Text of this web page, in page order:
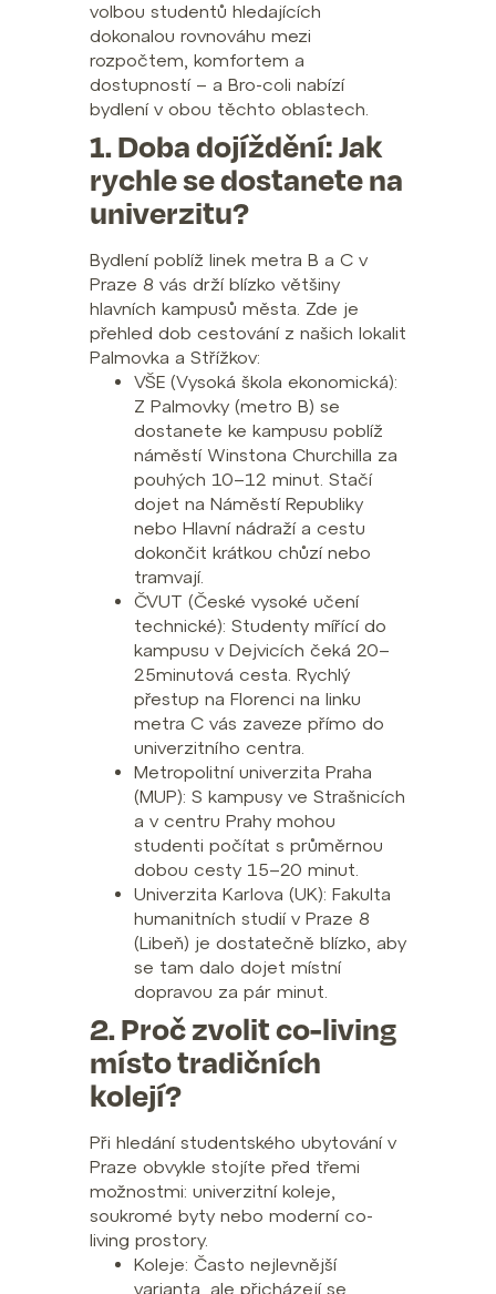
volbou studentů hledajících
dokonalou rovnováhu mezi
rozpočtem, komfortem a
dostupností – a Bro-coli nabízí
bydlení v obou těchto oblastech.
1. Doba dojíždění: Jak
rychle se dostanete na
univerzitu?
Bydlení poblíž linek metra B a C v
Praze 8 vás drží blízko většiny
hlavních kampusů města. Zde je
přehled dob cestování z našich lokalit
Palmovka a Střížkov:
VŠE (Vysoká škola ekonomická):
Z Palmovky (metro B) se
dostanete ke kampusu poblíž
náměstí Winstona Churchilla za
pouhých 10–12 minut. Stačí
dojet na Náměstí Republiky
nebo Hlavní nádraží a cestu
dokončit krátkou chůzí nebo
tramvají.
ČVUT (České vysoké učení
technické): Studenty mířící do
kampusu v Dejvicích čeká 20–
25minutová cesta. Rychlý
přestup na Florenci na linku
metra C vás zaveze přímo do
univerzitního centra.
Metropolitní univerzita Praha
(MUP): S kampusy ve Strašnicích
a v centru Prahy mohou
studenti počítat s průměrnou
dobou cesty 15–20 minut.
Univerzita Karlova (UK): Fakulta
humanitních studií v Praze 8
(Libeň) je dostatečně blízko, aby
se tam dalo dojet místní
dopravou za pár minut.
2. Proč zvolit co-living
místo tradičních
kolejí?
Při hledání studentského ubytování v
Praze obvykle stojíte před třemi
možnostmi: univerzitní koleje,
soukromé byty nebo moderní co-
living prostory.
Koleje: Často nejlevnější
varianta, ale přicházejí se